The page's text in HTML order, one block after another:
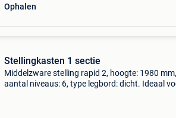
Ophalen
Stellingkasten 1 sectie
Middelzware stelling rapid 2, hoogte: 1980 mm,
aantal niveaus: 6, type legbord: dicht. Ideaal